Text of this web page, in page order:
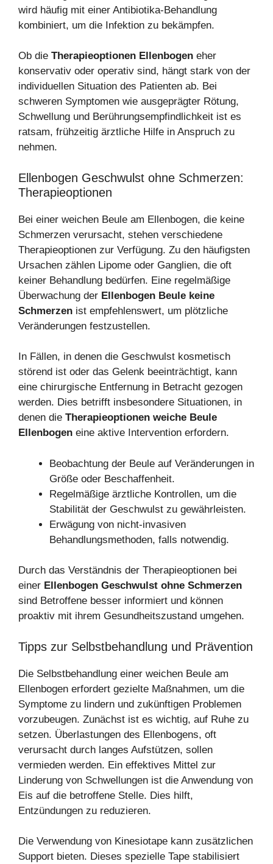
wird häufig mit einer Antibiotika-Behandlung
kombiniert, um die Infektion zu bekämpfen.
Ob die Therapieoptionen Ellenbogen eher
konservativ oder operativ sind, hängt stark von der
individuellen Situation des Patienten ab. Bei
schweren Symptomen wie ausgeprägter Rötung,
Schwellung und Berührungsempfindlichkeit ist es
ratsam, frühzeitig ärztliche Hilfe in Anspruch zu
nehmen.
Ellenbogen Geschwulst ohne Schmerzen:
Therapieoptionen
Bei einer weichen Beule am Ellenbogen, die keine
Schmerzen verursacht, stehen verschiedene
Therapieoptionen zur Verfügung. Zu den häufigsten
Ursachen zählen Lipome oder Ganglien, die oft
keiner Behandlung bedürfen. Eine regelmäßige
Überwachung der Ellenbogen Beule keine
Schmerzen ist empfehlenswert, um plötzliche
Veränderungen festzustellen.
In Fällen, in denen die Geschwulst kosmetisch
störend ist oder das Gelenk beeinträchtigt, kann
eine chirurgische Entfernung in Betracht gezogen
werden. Dies betrifft insbesondere Situationen, in
denen die Therapieoptionen weiche Beule
Ellenbogen eine aktive Intervention erfordern.
Beobachtung der Beule auf Veränderungen in
Größe oder Beschaffenheit.
Regelmäßige ärztliche Kontrollen, um die
Stabilität der Geschwulst zu gewährleisten.
Erwägung von nicht-invasiven
Behandlungsmethoden, falls notwendig.
Durch das Verständnis der Therapieoptionen bei
einer Ellenbogen Geschwulst ohne Schmerzen
sind Betroffene besser informiert und können
proaktiv mit ihrem Gesundheitszustand umgehen.
Tipps zur Selbstbehandlung und Prävention
Die Selbstbehandlung einer weichen Beule am
Ellenbogen erfordert gezielte Maßnahmen, um die
Symptome zu lindern und zukünftigen Problemen
vorzubeugen. Zunächst ist es wichtig, auf Ruhe zu
setzen. Überlastungen des Ellenbogens, oft
verursacht durch langes Aufstützen, sollen
vermieden werden. Ein effektives Mittel zur
Linderung von Schwellungen ist die Anwendung von
Eis auf die betroffene Stelle. Dies hilft,
Entzündungen zu reduzieren.
Die Verwendung von Kinesiotape kann zusätzlichen
Support bieten. Dieses spezielle Tape stabilisiert